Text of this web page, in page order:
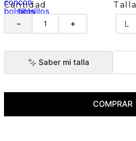
Cantidad
＋
－
Talla
L
Saber mi talla
COMPRAR